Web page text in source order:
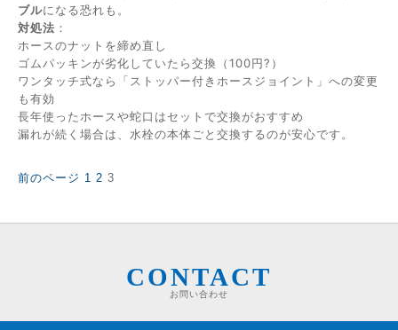
ブルになる恐れも。
対処法 ：
ホースのナットを締め直し
ゴムパッキンが劣化していたら交換（100円?）
ワンタッチ式なら「ストッパー付きホースジョイント」への変更
も有効
長年使ったホースや蛇口はセットで交換がおすすめ
漏れが続く場合は、水栓の本体ごと交換するのが安心です。
投
前のページ 固
1 固
2 固
3
CONTACT
お問い合わせ